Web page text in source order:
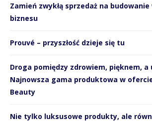
Zamień zwykłą sprzedaż na budowanie
biznesu
Prouvé – przyszłość dzieje się tu
Droga pomiędzy zdrowiem, pięknem, a
Najnowsza gama produktowa w
Beauty
Nie tylko luksusowe produkty, ale